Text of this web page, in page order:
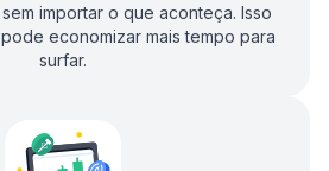
importar o que aconteça. Isso
economizar mais tempo para
surfar.